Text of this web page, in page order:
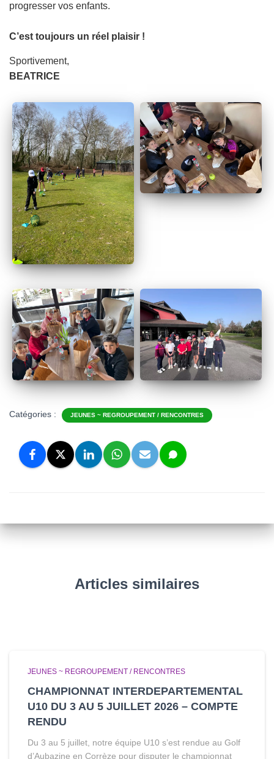
progresser vos enfants.
C’est toujours un réel plaisir !
Sportivement,
BEATRICE
Catégories : JEUNES ~ REGROUPEMENT / RENCONTRES
Articles similaires
JEUNES ~ REGROUPEMENT / RENCONTRES
CHAMPIONNAT INTERDEPARTEMENTAL
U10 DU 3 AU 5 JUILLET 2026 – COMPTE
RENDU
Du 3 au 5 juillet, notre équipe U10 s’est rendue au Golf
d’Aubazine en Corrèze pour disputer le championnat